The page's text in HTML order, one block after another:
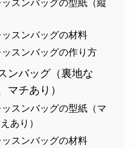
スンバッグの型紙（縦
スンバッグの材料
スンバッグの作り方
ンバッグ（裏地な
マチあり）
スンバッグの型紙（マ
あり）
スンバッグの材料